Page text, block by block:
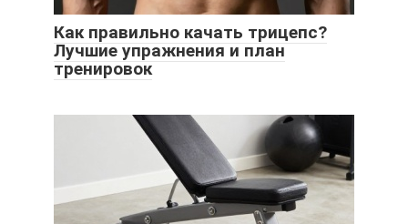
Как правильно качать трицепс?
Лучшие упражнения и план
тренировок